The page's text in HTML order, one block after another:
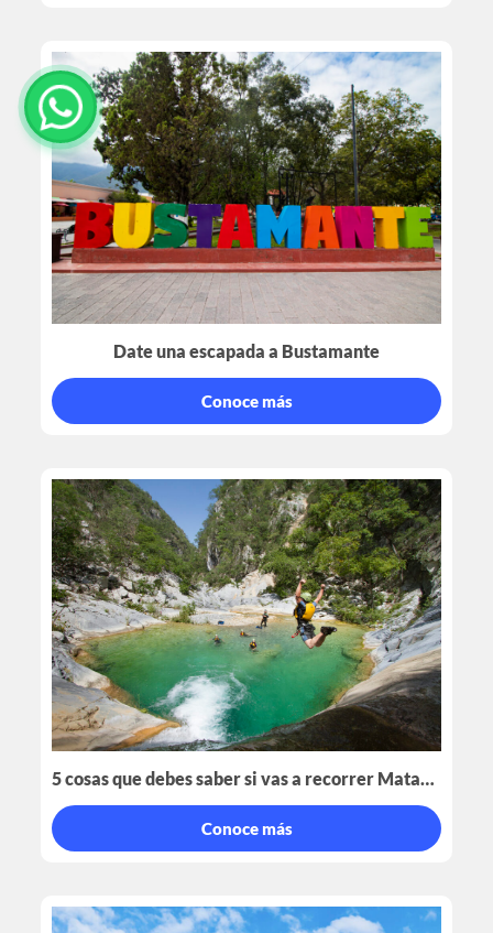
Date una escapada a Bustamante
Conoce más
5 cosas que debes saber si vas a recorrer Matacanes
Conoce más